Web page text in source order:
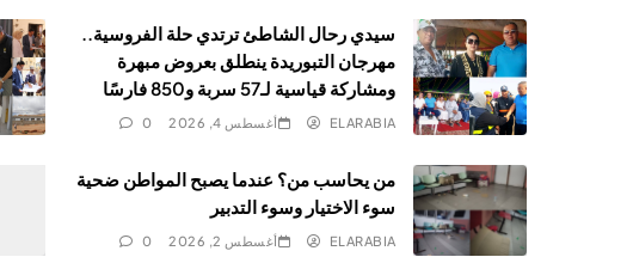
سيدي رحال الشاطئ ترتدي حلة الفروسية..
مهرجان التبوريدة ينطلق بعروض مبهرة
ومشاركة قياسية لـ57 سربة و850 فارسًا
ELARABIA أغسطس 4, 2026 0
من يحاسب من؟ عندما يصبح المواطن ضحية
سوء الاختيار وسوء التدبير
ELARABIA أغسطس 2, 2026 0